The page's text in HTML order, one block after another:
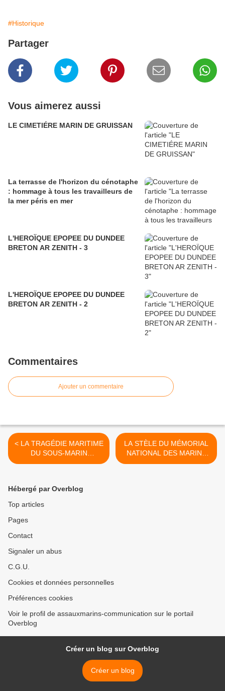
#Historique
Partager
Vous aimerez aussi
LE CIMETIÉRE MARIN DE GRUISSAN
La terrasse de l'horizon du cénotaphe
: hommage à tous les travailleurs de
la mer péris en mer
L'HEROÏQUE EPOPEE DU DUNDEE
BRETON AR ZENITH - 3
L'HEROÏQUE EPOPEE DU DUNDEE
BRETON AR ZENITH - 2
Commentaires
Ajouter un commentaire
< LA TRAGÉDIE MARITIME
DU SOUS-MARIN
"SOUFFLEUR"
LA STÈLE DU MÉMORIAL
NATIONAL DES MARINS
MORTS POUR LA FRANCE
Hébergé par Overblog
Top articles
Pages
Contact
Signaler un abus
C.G.U.
Cookies et données personnelles
Préférences cookies
Voir le profil de assauxmarins-communication sur le portail
Overblog
Créer un blog sur Overblog
Créer un blog